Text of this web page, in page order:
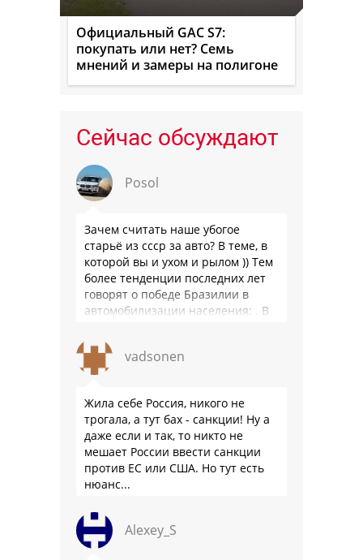
Официальный GAC S7:
покупать или нет? Семь
мнений и замеры на полигоне
Сейчас обсуждают
Posol
Зачем считать наше убогое
старьё из ссср за авто? В теме, в
которой вы и ухом и рылом )) Тем
более тенденции последних лет
говорят о победе Бразилии в
автомобилизации населения: . В
vadsonen
Жила себе Россия, никого не
трогала, а тут бах - санкции! Ну а
даже если и так, то никто не
мешает России ввести санкции
против ЕС или США. Но тут есть
нюанс...
Alexey_S